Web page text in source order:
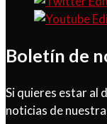
Boletín de
Si quieres estar al
noticias de